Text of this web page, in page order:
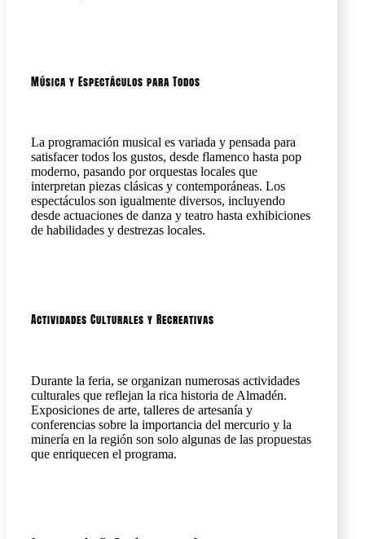
Música y Espectáculos para Todos
La programación musical es variada y pensada para
satisfacer todos los gustos, desde flamenco hasta pop
moderno, pasando por orquestas locales que
interpretan piezas clásicas y contemporáneas. Los
espectáculos son igualmente diversos, incluyendo
desde actuaciones de danza y teatro hasta exhibiciones
de habilidades y destrezas locales.
Actividades Culturales y Recreativas
Durante la feria, se organizan numerosas actividades
culturales que reflejan la rica historia de Almadén.
Exposiciones de arte, talleres de artesanía y
conferencias sobre la importancia del mercurio y la
minería en la región son solo algunas de las propuestas
que enriquecen el programa.